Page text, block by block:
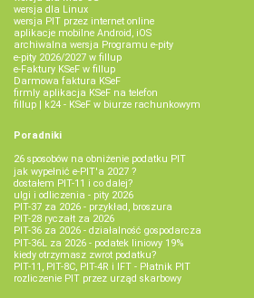
wersja dla Linux
wersja PIT przez internet online
aplikacje mobilne Android, iOS
archiwalna wersja Programu e-pity
e-pity 2026/2027 w fillup
e‑Faktury KSeF w fillup
Darmowa faktura KSeF
firmly aplikacja KSeF na telefon
fillup | k24 - KSeF w biurze rachunkowym
Poradniki
26 sposobów na obniżenie podatku PIT
jak wypełnić e-PIT'a 2027 ?
dostałem PIT-11 i co dalej?
ulgi i odliczenia - pity 2026
PIT-37 za 2026 - przykład, broszura
PIT-28 ryczałt za 2026
PIT-36 za 2026 - działalność gospodarcza
PIT-36L za 2026 - podatek liniowy 19%
kiedy otrzymasz zwrot podatku?
PIT-11, PIT-8C, PIT-4R i IFT - Płatnik PIT
rozliczenie PIT przez urząd skarbowy